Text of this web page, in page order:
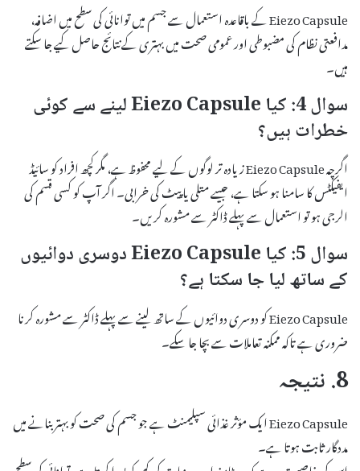
Eiezo Capsule کے باقاعدہ استعمال سے جسم میں توانائی کی سطح میں اضافہ،
مدافعتی نظام کی مضبوطی اور عمومی صحت میں بہتری کے نتائج حاصل کیے جا سکتے
ہیں۔
سوال 4: کیا Eiezo Capsule لینے سے کوئی
خطرات ہیں؟
اگرچہ Eiezo Capsule زیادہ تر لوگوں کے لیے محفوظ ہے، مگر کچھ افراد کو سائیڈ
ایفیکٹس کا سامنا ہو سکتا ہے، جیسے متلی یا پیٹ کی خرابی۔ اگر آپ کو کسی قسم کی
الرجی ہو تو استعمال سے پہلے ڈاکٹر سے مشورہ کریں۔
سوال 5: کیا Eiezo Capsule دوسری دوائیوں
کے ساتھ لیا جا سکتا ہے؟
Eiezo Capsule کو دوسری دوائیوں کے ساتھ لینے سے پہلے ڈاکٹر سے مشورہ کرنا
ضروری ہے تاکہ ممکنہ تعاملات سے بچا جا سکے۔
8. نتیجہ
Eiezo Capsule ایک مؤثر غذائی سپلیمنٹ ہے جو جسم کی صحت کو بہتر بنانے میں
مددگار ثابت ہوتا ہے۔